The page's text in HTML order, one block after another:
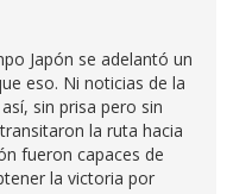
Japón se adelantó un
eso. Ni noticias de la
sin prisa pero sin
la ruta hacia
fueron capaces de
la victoria por